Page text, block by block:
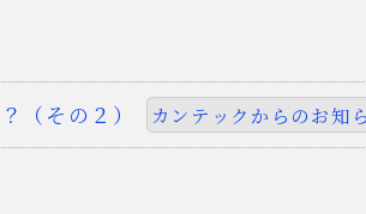
（その２） カンテックからのお知